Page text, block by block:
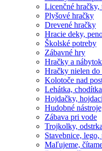
Licenčné hračky,
Plyšové hračky
Drevené hračky
Hracie deky,
Školské potreby
Zábavné hry
Hračky a
Hračky nielen
Kolotoče nad
Lehátka, chodítka
Hojdačky,
Hudobné
Zábava pri vode
Trojkolky,
Stavebnice, lego,
Maľujeme,